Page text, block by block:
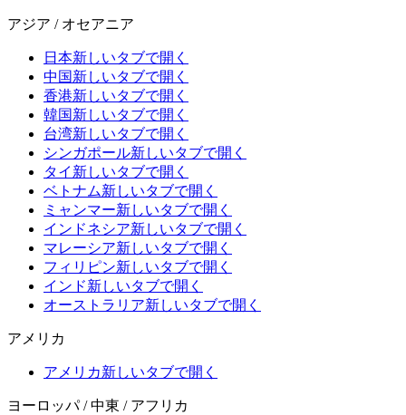
アジア / オセアニア
日本新しいタブで開く
中国新しいタブで開く
香港新しいタブで開く
韓国新しいタブで開く
台湾新しいタブで開く
シンガポール新しいタブで開く
タイ 新しいタブで開く
ベトナム新しいタブで開く
ミャンマー新しいタブで開く
インドネシア新しいタブで開く
マレーシア新しいタブで開く
フィリピン新しいタブで開く
インド新しいタブで開く
オーストラリア新しいタブで開く
アメリカ
アメリカ新しいタブで開く
ヨーロッパ / 中東 / アフリカ